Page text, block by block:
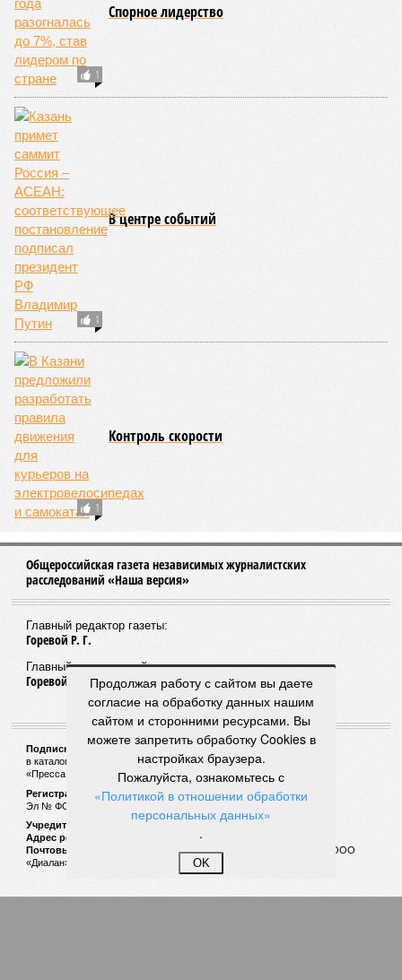
1
Спорное лидерство
1
В центре событий
1
Контроль скорости
Общероссийская газета независимых журналистских
расследований «Наша версия»
Главный редактор газеты:
Горевой Р. Г.
Главный редактор сайта:
Горевой Р. Г.
Подписной индекс газеты «Наша версия»:
в каталоге «Почта России» —99266
«Пресса России» (зелёный) —41522
Регистрационный номер Роскомнадзора
Эл № ФС77-53847 от 26.04.2013.
Учредитель ООО «Версия»
Адрес редакции:
123100, Россия, Москва, улица 1905 года, 7с1
Почтовый адрес редакции:
123022, Россия, Москва, а/я 29. для ООО
«Диалан»
Продолжая работу с сайтом вы даете
согласие на обработку данных нашим
сайтом и сторонними ресурсами. Вы
можете запретить обработку Cookies в
настройках браузера.
Пожалуйста, ознакомьтесь с
«Политикой в отношении обработки
персональных данных»
.
OK